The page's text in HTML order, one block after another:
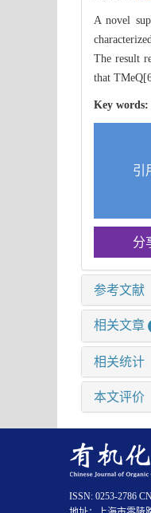
A novel
The result
that
Key words:
引
分
参考文献
相关文章
相关统计
本文评价
ISSN: 0253-2786